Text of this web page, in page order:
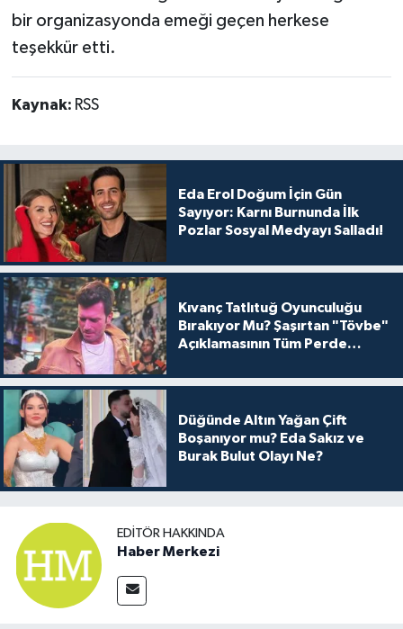
bir organizasyonda emeği geçen herkese
teşekkür etti.
Kaynak: RSS
Eda Erol Doğum İçin Gün
Sayıyor: Karnı Burnunda İlk
Pozlar Sosyal Medyayı Salladı!
Kıvanç Tatlıtuğ Oyunculuğu
Bırakıyor Mu? Şaşırtan "Tövbe"
Açıklamasının Tüm Perde
Düğünde Altın Yağan Çift
Boşanıyor mu? Eda Sakız ve
Burak Bulut Olayı Ne?
EDITÖR HAKKINDA
Haber Merkezi